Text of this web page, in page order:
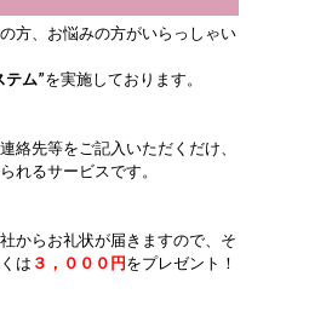
方、お悩みの方がいらっしゃい
テム”を実施しております。
先等をご記入いただくだけ、
れるサービスです。
からお礼状が届きますので、そ
は ３，０００円をプレゼント！